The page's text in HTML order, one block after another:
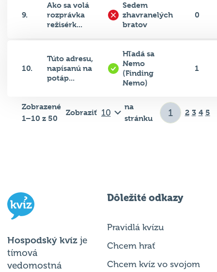
9.
Ako sa volá
rozprávka
režisérk...
Sedem
zhavranelých
bratov
0
10.
Túto adresu,
napísanú na
potáp...
Hľadá sa
Nemo
(Finding
Nemo)
1
Zobrazené
1–10 z 50
Zobraziť
na
stránku
2 3 4 5
Hospodský kvíz je
tímová
vedomostná
Dôležité odkazy
Pravidlá kvízu
Chcem hrať
Chcem kvíz vo svojom